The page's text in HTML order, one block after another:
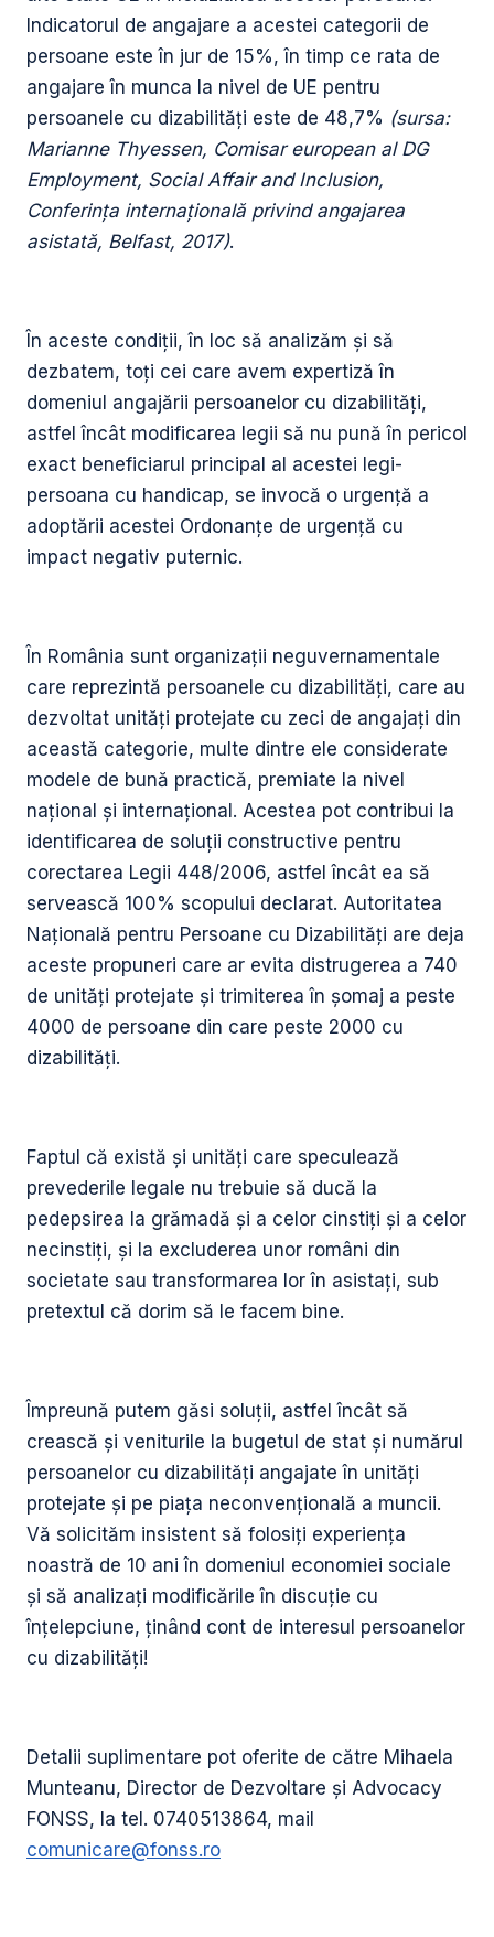
Indicatorul de angajare a acestei categorii de
persoane este în jur de 15%, în timp ce rata de
angajare în munca la nivel de UE pentru
persoanele cu dizabilități este de 48,7% (sursa:
Marianne Thyessen, Comisar european al DG
Employment, Social Affair and Inclusion,
Conferința internațională privind angajarea
asistată, Belfast, 2017).
În aceste condiții, în loc să analizăm și să
dezbatem, toți cei care avem expertiză în
domeniul angajării persoanelor cu dizabilități,
astfel încât modificarea legii să nu pună în pericol
exact beneficiarul principal al acestei legi-
persoana cu handicap, se invocă o urgență a
adoptării acestei Ordonanțe de urgență cu
impact negativ puternic.
În România sunt organizații neguvernamentale
care reprezintă persoanele cu dizabilități, care au
dezvoltat unități protejate cu zeci de angajați din
această categorie, multe dintre ele considerate
modele de bună practică, premiate la nivel
național și internațional. Acestea pot contribui la
identificarea de soluții constructive pentru
corectarea Legii 448/2006, astfel încât ea să
servească 100% scopului declarat. Autoritatea
Națională pentru Persoane cu Dizabilități are deja
aceste propuneri care ar evita distrugerea a 740
de unități protejate și trimiterea în șomaj a peste
4000 de persoane din care peste 2000 cu
dizabilități.
Faptul că există și unități care speculează
prevederile legale nu trebuie să ducă la
pedepsirea la grămadă și a celor cinstiți și a celor
necinstiți, și la excluderea unor români din
societate sau transformarea lor în asistați, sub
pretextul că dorim să le facem bine.
Împreună putem găsi soluții, astfel încât să
crească și veniturile la bugetul de stat și numărul
persoanelor cu dizabilități angajate în unități
protejate și pe piața neconvențională a muncii.
Vă solicităm insistent să folosiți experiența
noastră de 10 ani în domeniul economiei sociale
și să analizați modificările în discuție cu
înțelepciune, ținând cont de interesul persoanelor
cu dizabilități!
Detalii suplimentare pot oferite de către Mihaela
Munteanu, Director de Dezvoltare și Advocacy
FONSS, la tel. 0740513864, mail
comunicare@fonss.ro